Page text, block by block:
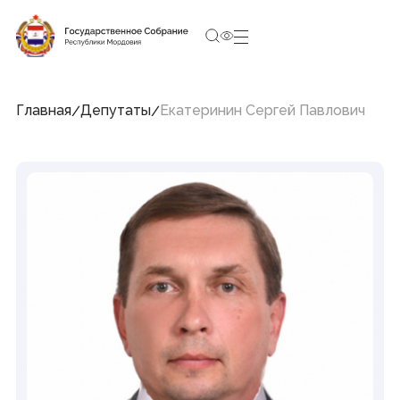
10:19:48
10 августа 2026, Понедельник
Структура Государственного Собрания
Республики Мордовия
Заместители Председателя
Комитеты и комиссии
Главная Депутаты Екатеринин Сергей Павлович